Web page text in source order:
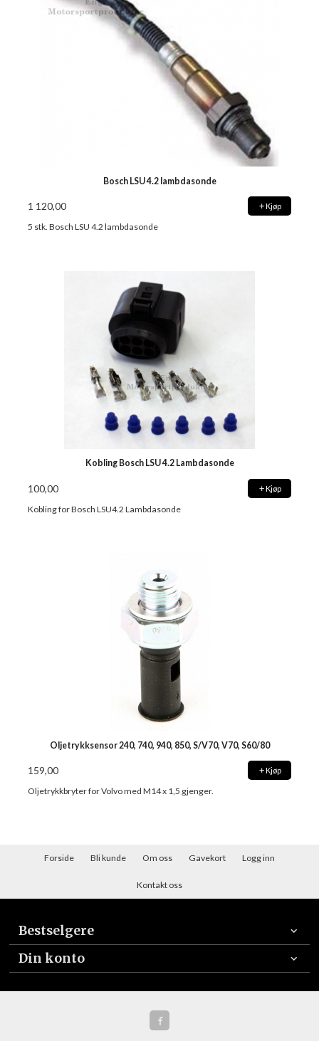
Bosch LSU 4.2 lambdasonde
1 120,00 Kjøp
5 stk. Bosch LSU 4.2 lambdasonde
Kobling Bosch LSU 4.2 Lambdasonde
100,00 Kjøp
Kobling for Bosch LSU4.2 Lambdasonde
Oljetrykksensor 240, 740, 940, 850, S/V70, V70, S60/80
159,00 Kjøp
Oljetrykkbryter for Volvo med M14 x 1,5 gjenger.
Forside Bli kunde Om oss Gavekort Logg inn
Kontakt oss
Bestselgere
Din konto